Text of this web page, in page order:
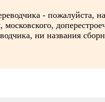
- пожалуйста,
ни названия